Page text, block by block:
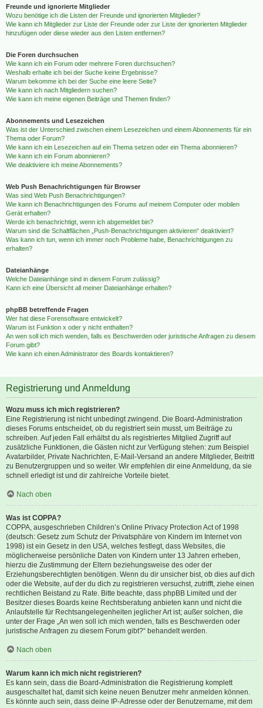
Freunde und ignorierte Mitglieder
Wozu benötige ich die Listen der Freunde und ignorierten Mitglieder?
Wie kann ich Mitglieder zur Liste der Freunde oder zur Liste der ignorierten Mitglieder
hinzufügen oder diese wieder aus den Listen entfernen?
Die Foren durchsuchen
Wie kann ich ein Forum oder mehrere Foren durchsuchen?
Weshalb erhalte ich bei der Suche keine Ergebnisse?
Warum bekomme ich bei der Suche eine leere Seite?
Wie kann ich nach Mitgliedern suchen?
Wie kann ich meine eigenen Beiträge und Themen finden?
Abonnements und Lesezeichen
Was ist der Unterschied zwischen einem Lesezeichen und einem Abonnements für ein
Thema oder Forum?
Wie kann ich ein Lesezeichen auf ein Thema setzen oder ein Thema abonnieren?
Wie kann ich ein Forum abonnieren?
Wie deaktiviere ich meine Abonnements?
Web Push Benachrichtigungen für Browser
Was sind Web Push Benachrichtigungen?
Wie kann ich Benachrichtigungen des Forums auf meinem Computer oder mobilen
Gerät erhalten?
Werde ich benachrichtigt, wenn ich abgemeldet bin?
Warum sind die Schaltflächen „Push-Benachrichtigungen aktivieren“ deaktiviert?
Was kann ich tun, wenn ich immer noch Probleme habe, Benachrichtigungen zu
erhalten?
Dateianhänge
Welche Dateianhänge sind in diesem Forum zulässig?
Kann ich eine Übersicht all meiner Dateianhänge erhalten?
phpBB betreffende Fragen
Wer hat diese Forensoftware entwickelt?
Warum ist Funktion x oder y nicht enthalten?
An wen soll ich mich wenden, falls es Beschwerden oder juristische Anfragen zu diesem
Forum gibt?
Wie kann ich einen Administrator des Boards kontaktieren?
Registrierung und Anmeldung
Wozu muss ich mich registrieren?
Eine Registrierung ist nicht unbedingt zwingend. Die Board-Administration
dieses Forums entscheidet, ob du registriert sein musst, um Beiträge zu
schreiben. Auf jeden Fall erhältst du als registriertes Mitglied Zugriff auf
zusätzliche Funktionen, die Gästen nicht zur Verfügung stehen: zum Beispiel
Avatarbilder, Private Nachrichten, E-Mail-Versand an andere Mitglieder, Beitritt
zu Benutzergruppen und so weiter. Wir empfehlen dir eine Anmeldung, da sie
schnell erledigt ist und dir zahlreiche Vorteile bietet.
Nach oben
Was ist COPPA?
COPPA, ausgeschrieben Children’s Online Privacy Protection Act of 1998
(deutsch: Gesetz zum Schutz der Privatsphäre von Kindern im Internet von
1998) ist ein Gesetz in den USA, welches festlegt, dass Websites, die
möglicherweise persönliche Daten von Kindern unter 13 Jahren erheben,
hierzu die Zustimmung der Eltern beziehungsweise des oder der
Erziehungsberechtigten benötigen. Wenn du dir unsicher bist, ob dies auf dich
oder die Website, auf der du dich zu registrieren versuchst, zutrifft, ziehe einen
rechtlichen Beistand zu Rate. Bitte beachte, dass phpBB Limited und der
Besitzer dieses Boards keine Rechtsberatung anbieten kann und nicht die
Anlaufstelle für Rechtsangelegenheiten jeglicher Art ist; außer solchen, die
unter der Frage „An wen soll ich mich wenden, falls es Beschwerden oder
juristische Anfragen zu diesem Forum gibt?“ behandelt werden.
Nach oben
Warum kann ich mich nicht registrieren?
Es kann sein, dass die Board-Administration die Registrierung komplett
ausgeschaltet hat, damit sich keine neuen Benutzer mehr anmelden können.
Es könnte auch sein, dass deine IP-Adresse oder der Benutzername, mit dem